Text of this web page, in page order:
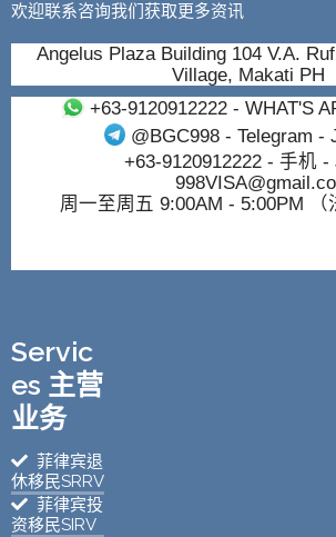
欢迎联系咨询我们获取更多资讯
Angelus Plaza Building 104 V.A.
Village, Makati PH
+63-9120912222- WHAT'S
@BGC998 - Telegram -
+63-9120912222- 手机 -
周一至周五 9:00AM - 5:00PM （
Servic
es 主营
业务
菲律宾退
休移民SRRV
菲律宾投
资移民SIRV